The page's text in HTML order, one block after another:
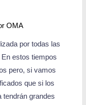
OMA
por todas las
estos tiempos
pero, si vamos
que si los
tendrán grandes